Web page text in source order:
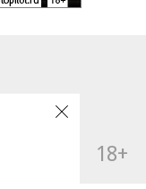
18+